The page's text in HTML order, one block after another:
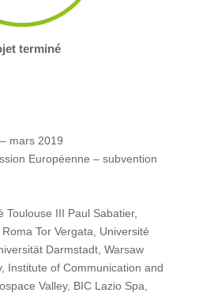
terminé
mars 2019
Européenne – subvention
Toulouse III Paul Sabatier,
Tor Vergata, Université
Darmstadt, Warsaw
Institute of Communication and
Valley, BIC Lazio Spa,